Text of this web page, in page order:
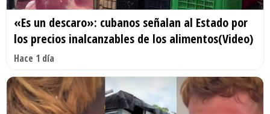
«Es un descaro»: cubanos señalan al Estado por
los precios inalcanzables de los alimentos(Video)
Hace 1 día